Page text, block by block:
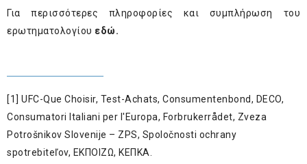
Για περισσότερες πληροφορίες και συμπλήρωση του
ερωτηματολογίου εδώ.
[1] UFC-Que Choisir, Test-Achats, Consumentenbond, DECO,
Consumatori Italiani per l'Europa, Forbrukerrådet, Zveza
Potrošnikov Slovenije – ZPS, Spoločnosti ochrany
spotrebiteľov, ΕΚΠΟΙΖΩ, ΚΕΠΚΑ.